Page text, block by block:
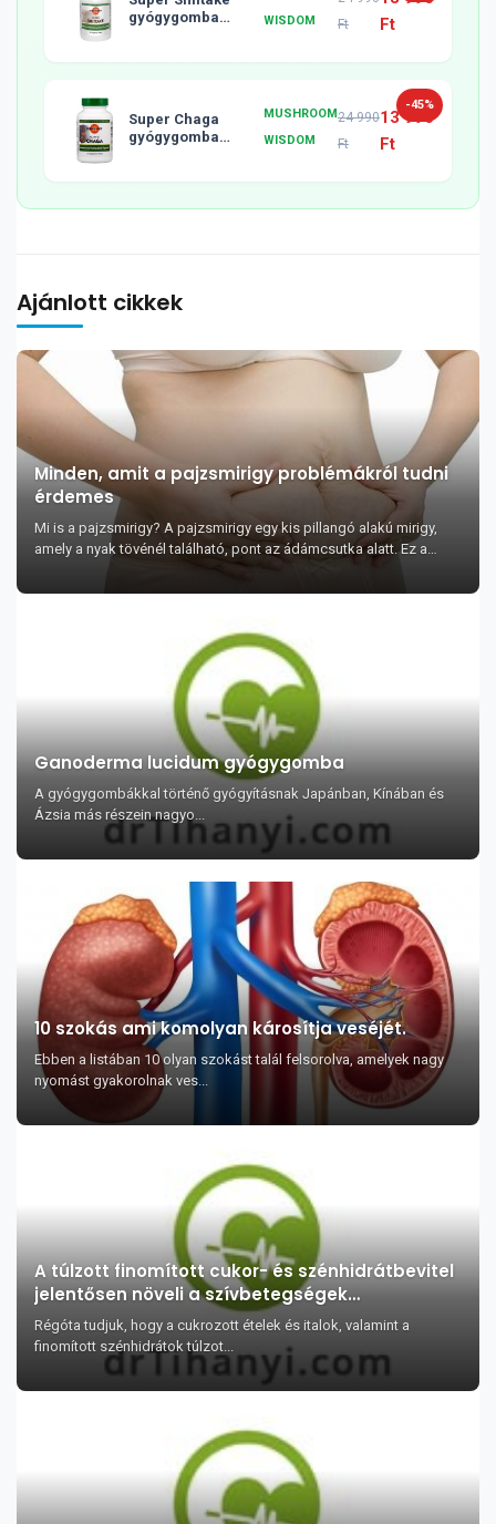
gyógygomba
WISDOM
Ft
Ft
-45%
Super Chaga
gyógygomba
MUSHROOM
WISDOM
24 990
Ft
13 990
Ft
Ajánlott cikkek
Minden, amit a pajzsmirigy problémákról tudni
érdemes
Mi is a pajzsmirigy? A pajzsmirigy egy kis pillangó alakú mirigy,
amely a nyak tövénél található, pont az ádámcsutka alatt. Ez a
mirigy termeli a pajzsm...
Ganoderma lucidum gyógygomba
A gyógygombákkal történő gyógyításnak Japánban, Kínában és
Ázsia más részein nagyo...
10 szokás ami komolyan károsítja veséjét.
Ebben a listában 10 olyan szokást talál felsorolva, amelyek nagy
nyomást gyakorolnak ves...
A túlzott finomított cukor- és szénhidrátbevitel
jelentősen növeli a szívbetegségek
kockázatát?
Régóta tudjuk, hogy a cukrozott ételek és italok, valamint a
finomított szénhidrátok túlzot...